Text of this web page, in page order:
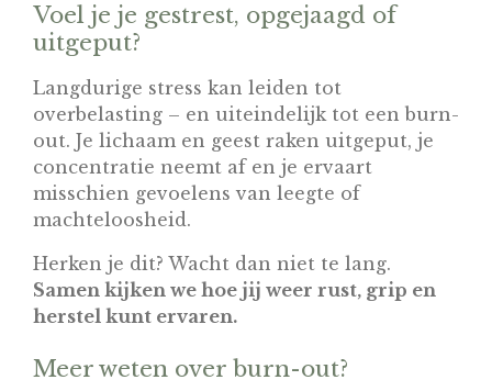
Voel je je gestrest, opgejaagd of
uitgeput?
Langdurige stress kan leiden tot
overbelasting – en uiteindelijk tot een burn-
out. Je lichaam en geest raken uitgeput, je
concentratie neemt af en je ervaart
misschien gevoelens van leegte of
machteloosheid.
Herken je dit? Wacht dan niet te lang.
Samen kijken we hoe jij weer rust, grip en
herstel kunt ervaren.
Meer weten over burn-out?